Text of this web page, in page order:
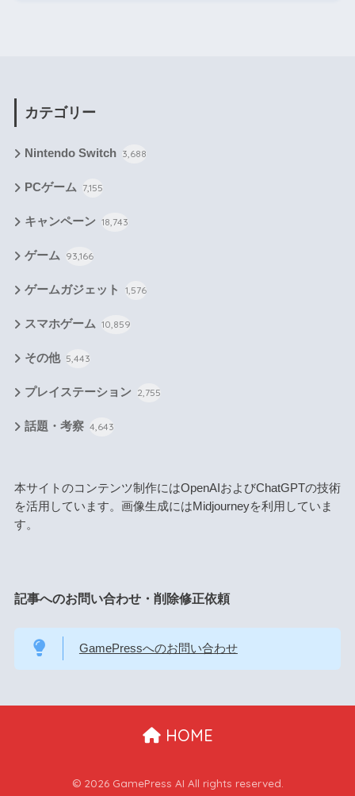
カテゴリー
Nintendo Switch 3,688
PCゲーム 7,155
キャンペーン 18,743
ゲーム 93,166
ゲームガジェット 1,576
スマホゲーム 10,859
その他 5,443
プレイステーション 2,755
話題・考察 4,643
本サイトのコンテンツ制作にはOpenAIおよびChatGPTの技術
を活用しています。画像生成にはMidjourneyを利用していま
す。
記事へのお問い合わせ・削除修正依頼
GamePressへのお問い合わせ
HOME
© 2026 GamePress AI All rights reserved.